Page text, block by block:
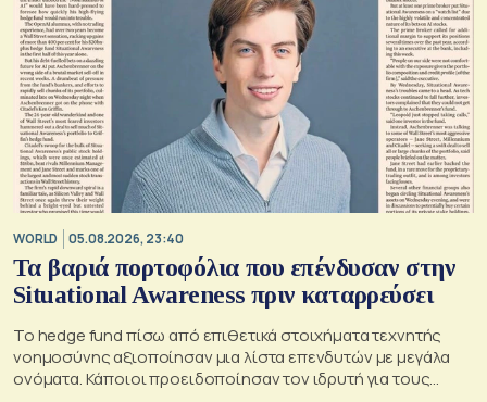
WORLD 05.08.2026, 23:40
Τα βαριά πορτοφόλια που επένδυσαν στην
Situational Awareness πριν καταρρεύσει
Το hedge fund πίσω από επιθετικά στοιχήματα τεχνητής
νοημοσύνης αξιοποίησαν μια λίστα επενδυτών με μεγάλα
ονόματα. Κάποιοι προειδοποίησαν τον ιδρυτή για τους